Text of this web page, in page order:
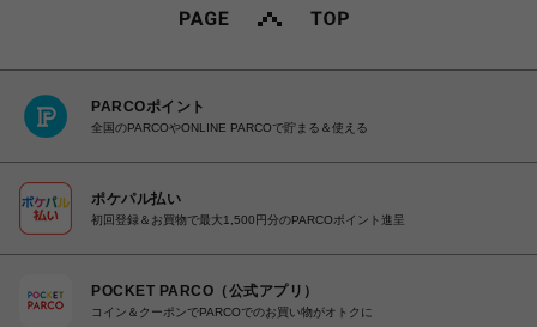
PARCOポイント
全国のPARCOやONLINE PARCOで貯まる＆使える
ポケパル払い
初回登録＆お買物で最大1,500円分のPARCOポイント進呈
POCKET PARCO（公式アプリ）
コイン＆クーポンでPARCOでのお買い物がオトクに